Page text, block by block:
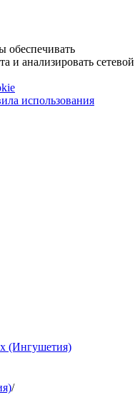
обеспечивать
и анализировать сетевой
использования
(Ингушетия)
/